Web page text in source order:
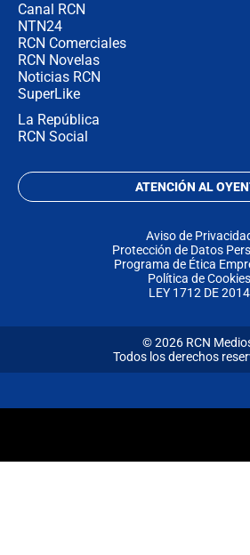
Canal RCN
NTN24
RCN Comerciales
RCN Novelas
Noticias RCN
SuperLike
La República
RCN Social
ATENCIÓN AL
Aviso de
Protección de Datos
Programa de Ética
Política de Cookies
LEY 1712 DE 2014
© 2026 RCN
Todos los derechos